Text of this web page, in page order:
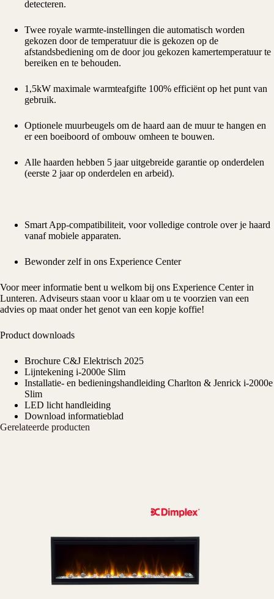
detecteren.
Twee royale warmte-instellingen die automatisch worden
gekozen door de temperatuur die is gekozen op de
afstandsbediening om de door jou gekozen kamertemperatuur te
bereiken en te behouden.
1,5kW maximale warmteafgifte 100% efficiënt op het punt van
gebruik.
Optionele muurbeugels om de haard aan de muur te hangen en
er een boeiboord of ombouw omheen te bouwen.
Alle haarden hebben 5 jaar uitgebreide garantie op onderdelen
(eerste 2 jaar op onderdelen en arbeid).
Smart App-compatibiliteit, voor volledige controle over je haard
vanaf mobiele apparaten.
Bewonder zelf in ons Experience Center
Voor meer informatie bent u welkom bij ons Experience Centerin
Lunteren. Adviseurs staan voor u klaar om u te voorzien van een
advies op maat onder het genot van een kopje koffie!
Product downloads
Brochure C&J Elektrisch 2025
Lijntekening i-2000e Slim
Installatie- en bedieningshandleiding Charlton & Jenrick i-2000e
Slim
LED licht handleiding
Download informatieblad
Gerelateerde producten